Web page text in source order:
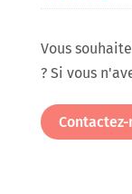
Vous
? Si vous
Contactez-